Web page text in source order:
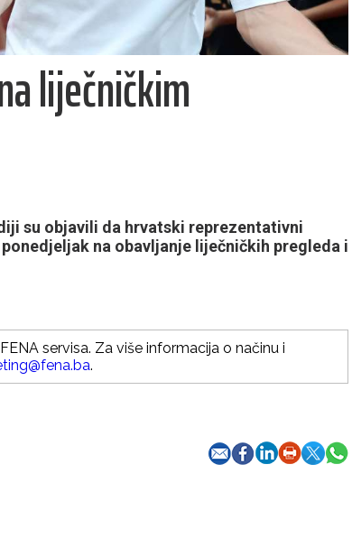
liječničkim
su objavili da hrvatski reprezentativni
na obavljanje liječničkih pregleda i
FENA servisa. Za više informacija o načinu i
.